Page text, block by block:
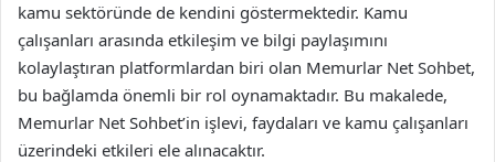
kamu sektöründe de kendini göstermektedir. Kamu
çalışanları arasında etkileşim ve bilgi paylaşımını
kolaylaştıran platformlardan biri olan Memurlar Net Sohbet,
bu bağlamda önemli bir rol oynamaktadır. Bu makalede,
Memurlar Net Sohbet’in işlevi, faydaları ve kamu çalışanları
üzerindeki etkileri ele alınacaktır.